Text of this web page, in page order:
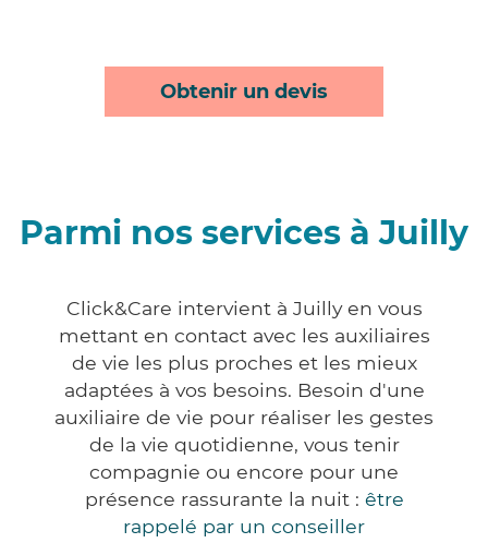
Obtenir un devis
Parmi nos services à Juilly
Click&Care intervient à Juilly en vous
mettant en contact avec les auxiliaires
de vie les plus proches et les mieux
adaptées à vos besoins. Besoin d'une
auxiliaire de vie pour réaliser les gestes
de la vie quotidienne, vous tenir
compagnie ou encore pour une
présence rassurante la nuit : être
rappelé par un conseiller